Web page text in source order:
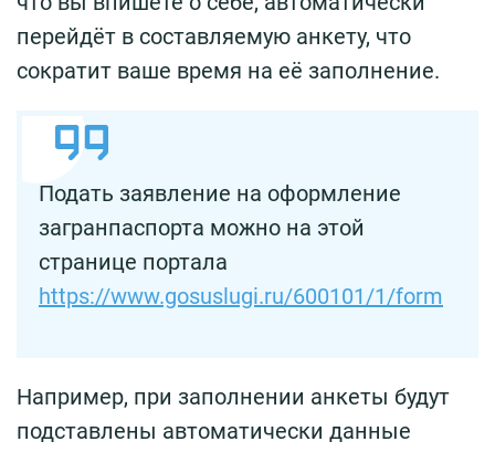
перейдёт в составляемую анкету, что
сократит ваше время на её заполнение.
Подать заявление на оформление
загранпаспорта можно на этой
странице портала
https://www.gosuslugi.ru/600101/1/form
Например, при заполнении анкеты будут
подставлены автоматически данные